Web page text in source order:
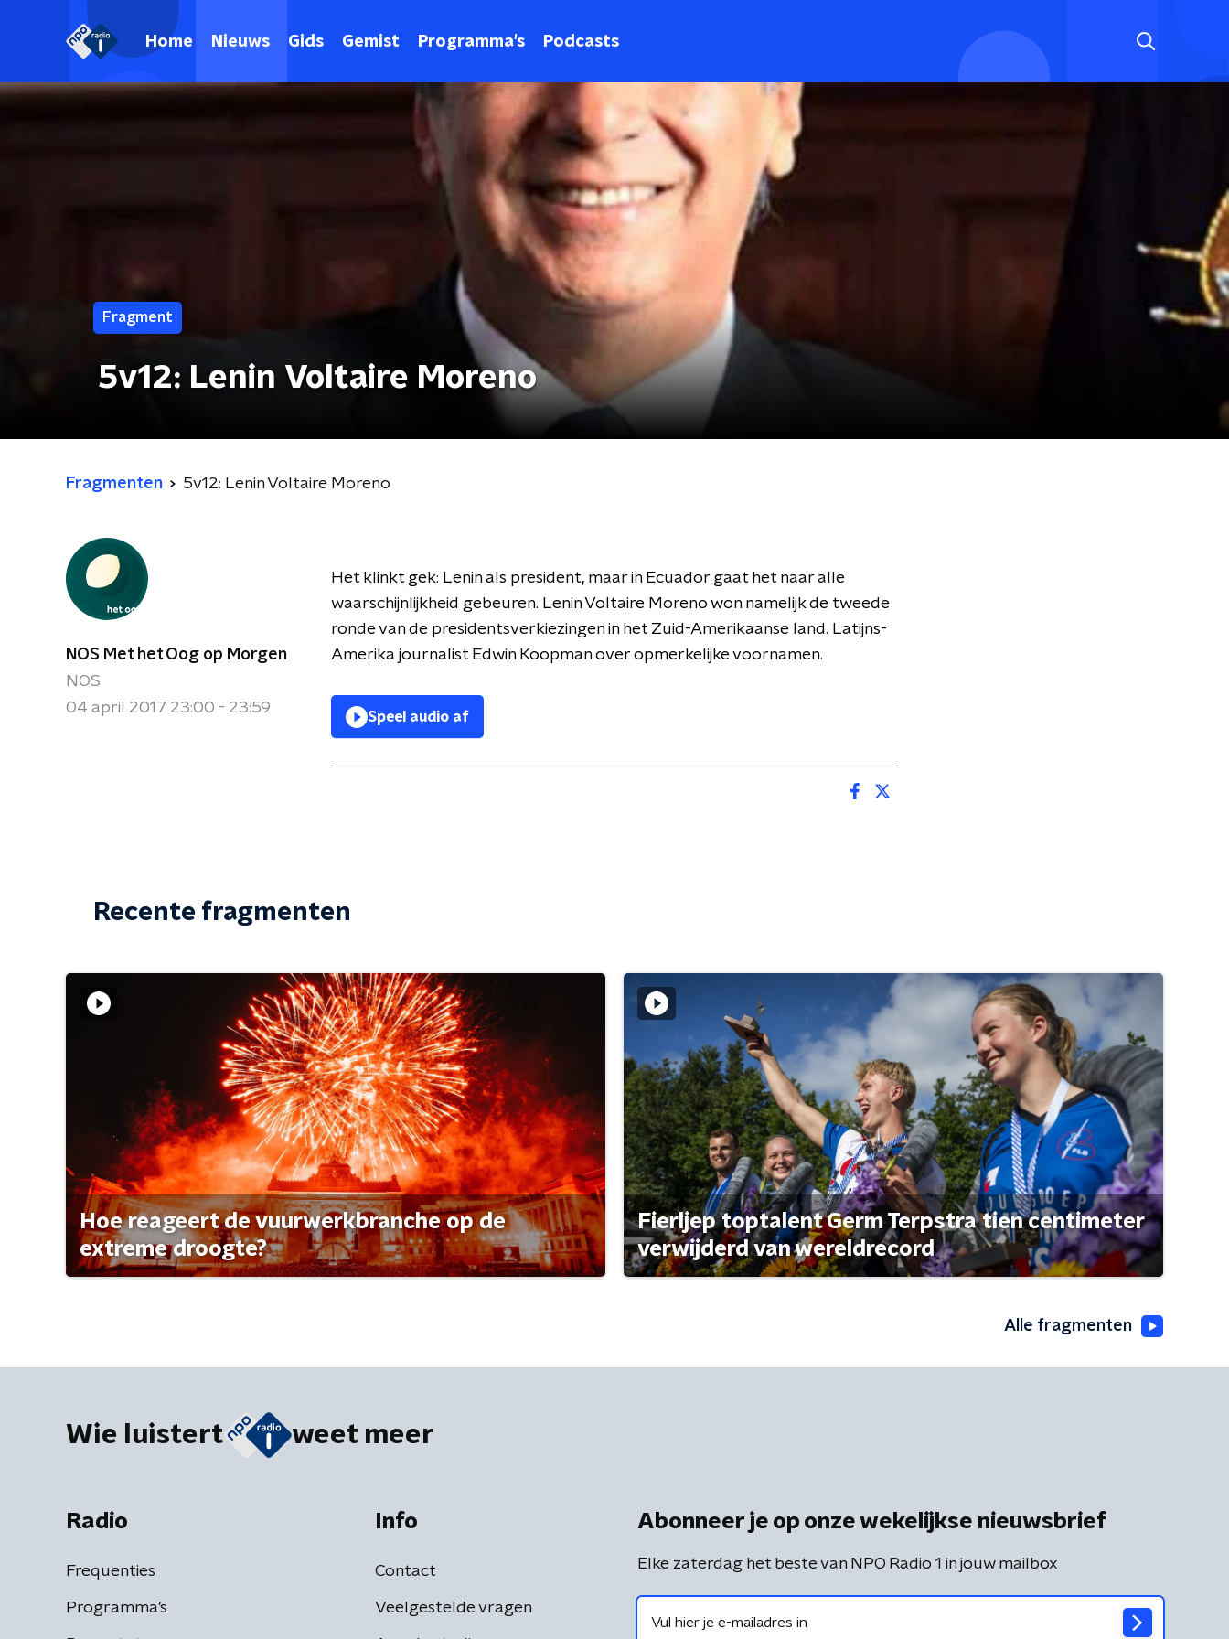
Home Nieuws Gids Gemist Programma's Podcasts
Fragment
5v12: Lenin Voltaire Moreno
Fragmenten 5v12: Lenin Voltaire Moreno
NOS Met het Oog op Morgen
NOS
04 april 2017 23:00 - 23:59
Het klinkt gek: Lenin als president, maar in Ecuador gaat het naar alle
waarschijnlijkheid gebeuren. Lenin Voltaire Moreno won namelijk de tweede
ronde van de presidentsverkiezingen in het Zuid-Amerikaanse land. Latijns-
Amerika journalist Edwin Koopman over opmerkelijke voornamen.
Speel audio af
Recente fragmenten
Hoe reageert de vuurwerkbranche op de
extreme droogte?
Fierljep toptalent Germ Terpstra tien centimeter
verwijderd van wereldrecord
Alle fragmenten
Wie luistert weet meer
Radio
Frequenties
Programma's
Info
Contact
Veelgestelde vragen
Abonneer je op onze wekelijkse nieuwsbrief
Elke zaterdag het beste van NPO Radio 1 in jouw mailbox